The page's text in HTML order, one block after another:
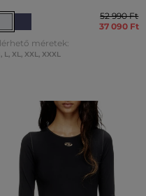
52 990 Ft
37 090 Ft
méretek:
L XL XXL XXXL